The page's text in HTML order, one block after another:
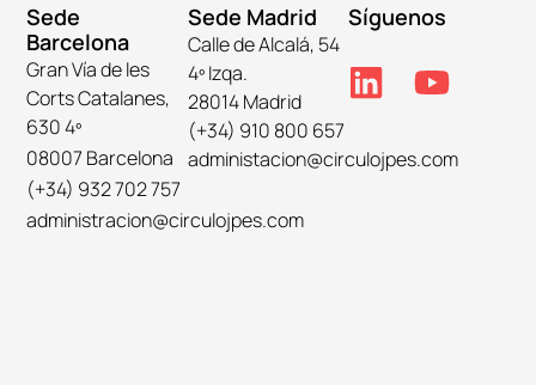
Sede
Barcelona
Gran Vía de les
Corts Catalanes,
630 4º
08007 Barcelona
(+34) 932 702 757
administracion@circulojpes.com
Sede Madrid
Calle de Alcalá, 54
4º Izqa.
28014 Madrid
(+34) 910 800 657
administacion@circulojpes.com
Síguenos